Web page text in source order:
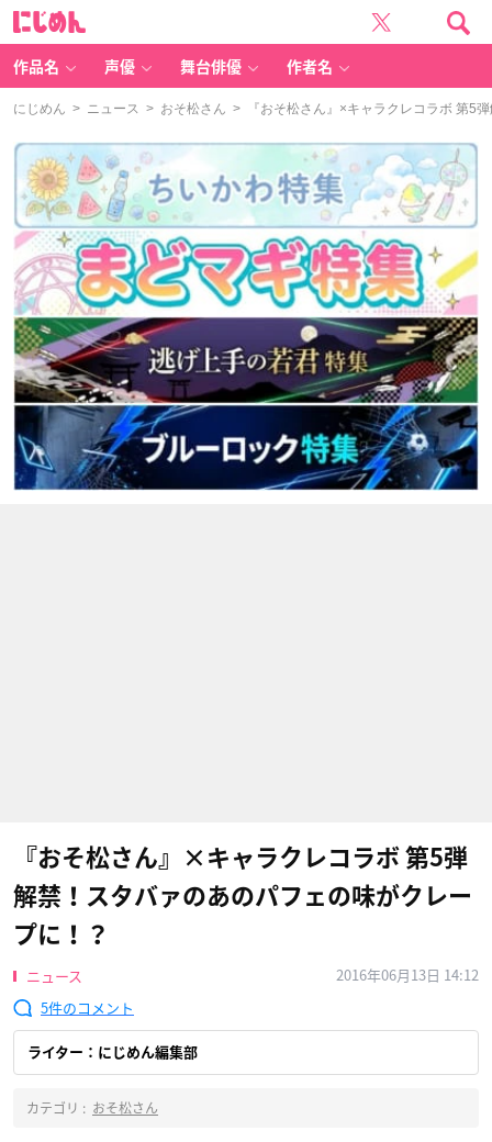
作品名 声優 舞台俳優 作者名
にじめん > ニュース > おそ松さん > 『おそ松さん』×キャラクレコラボ 第5
『おそ松さん』×キャラクレコラボ 第5弾
解禁！スタバァのあのパフェの味がクレー
プに！？
ニュース
2016年06月13日 14:12
5
ライター：にじめん編集部
カテゴリ : おそ松さん